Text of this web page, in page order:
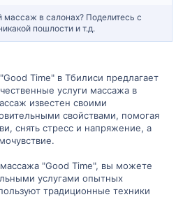
массаж в салонах? Поделитесь с
пошлости и т.д.
Time" в Тбилиси предлагает
услуги массажа в
известен своими
свойствами, помогая
снять стресс и напряжение, а
"Good Time", вы можете
услугами опытных
традиционные техники